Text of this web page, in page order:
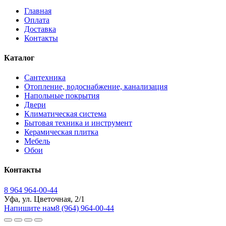
Главная
Оплата
Доставка
Контакты
Каталог
Сантехника
Отопление, водоснабжение, канализация
Напольные покрытия
Двери
Климатическая система
Бытовая техника и инструмент
Керамическая плитка
Мебель
Обои
Контакты
8 964 964-00-44
Уфа, ул. Цветочная, 2/1
Напишите нам8 (964) 964-00-44